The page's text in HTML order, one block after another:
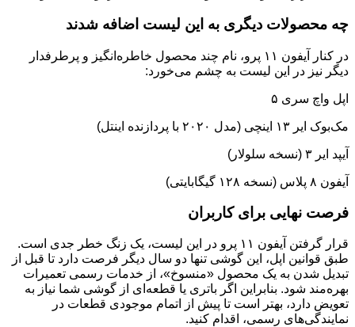
چه محصولات دیگری به این لیست اضافه شدند
در کنار آیفون ۱۱ پرو، نام چند محصول خاطره‌انگیز و پرطرفدار
دیگر نیز در این لیست به چشم می‌خورد:
اپل واچ سری ۵
مک‌بوک ایر ۱۳ اینچی (مدل ۲۰۲۰ با پردازنده اینتل)
آیپد ایر ۳ (نسخه سلولار)
آیفون ۸ پلاس (نسخه ۱۲۸ گیگابایتی)
فرصت نهایی برای کاربران
قرار گرفتن آیفون ۱۱ پرو در این لیست، یک زنگ خطر جدی است.
طبق قوانین اپل، این گوشی تنها دو سال دیگر فرصت دارد تا قبل از
تبدیل شدن به یک محصول «منسوخ»، از خدمات رسمی تعمیرات
بهره‌مند شود. بنابراین اگر باتری یا قطعه‌ای از گوشی شما نیاز به
تعویض دارد، بهتر است تا پیش از اتمام موجودی قطعات در
نمایندگی‌های رسمی، اقدام کنید.